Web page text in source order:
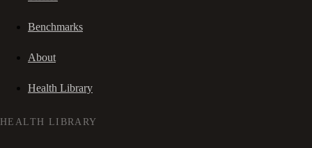
Benchmarks
About
Health Library
HEALTH LIBRARY